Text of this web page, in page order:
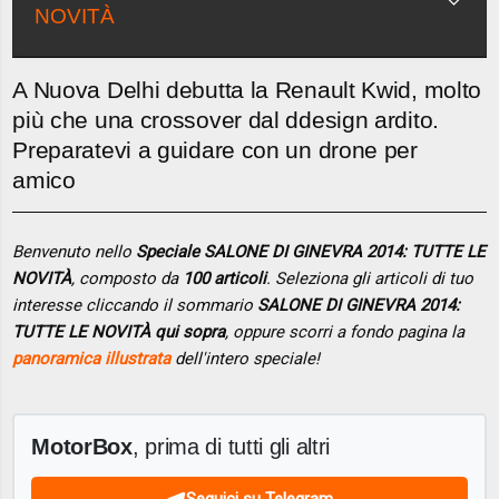
NOVITÀ
A Nuova Delhi debutta la Renault Kwid, molto
più che una crossover dal ddesign ardito.
Preparatevi a guidare con un drone per
amico
Benvenuto nello Speciale SALONE DI GINEVRA 2014: TUTTE LE
NOVITÀ, composto da 100 articoli. Seleziona gli articoli di tuo
interesse cliccando il sommario SALONE DI GINEVRA 2014:
TUTTE LE NOVITÀ qui sopra, oppure scorri a fondo pagina la
panoramica illustratadell'intero speciale!
MotorBox, prima di tutti gli altri